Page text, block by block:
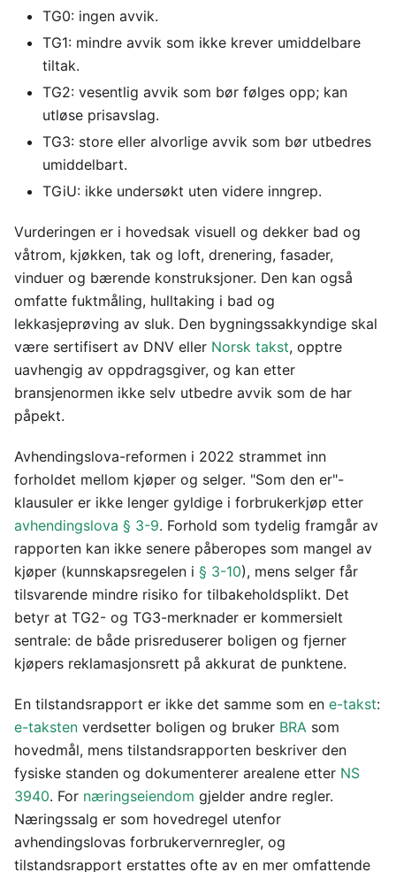
TG0: ingen avvik.
TG1: mindre avvik som ikke krever umiddelbare
tiltak.
TG2: vesentlig avvik som bør følges opp; kan
utløse prisavslag.
TG3: store eller alvorlige avvik som bør utbedres
umiddelbart.
TGiU: ikke undersøkt uten videre inngrep.
Vurderingen er i hovedsak visuell og dekker bad og
våtrom, kjøkken, tak og loft, drenering, fasader,
vinduer og bærende konstruksjoner. Den kan også
omfatte fuktmåling, hulltaking i bad og
lekkasjeprøving av sluk. Den bygningssakkyndige skal
være sertifisert av DNV eller Norsk takst, opptre
uavhengig av oppdragsgiver, og kan etter
bransjenormen ikke selv utbedre avvik som de har
påpekt.
Avhendingslova-reformen i 2022 strammet inn
forholdet mellom kjøper og selger. "Som den er"-
klausuler er ikke lenger gyldige i forbrukerkjøp etter
avhendingslova § 3-9. Forhold som tydelig framgår av
rapporten kan ikke senere påberopes som mangel av
kjøper (kunnskapsregelen i § 3-10), mens selger får
tilsvarende mindre risiko for tilbakeholdsplikt. Det
betyr at TG2- og TG3-merknader er kommersielt
sentrale: de både prisreduserer boligen og fjerner
kjøpers reklamasjonsrett på akkurat de punktene.
En tilstandsrapport er ikke det samme som en e-takst:
e-taksten verdsetter boligen og bruker BRA som
hovedmål, mens tilstandsrapporten beskriver den
fysiske standen og dokumenterer arealene etter NS
3940. For næringseiendom gjelder andre regler.
Næringssalg er som hovedregel utenfor
avhendingslovas forbrukervernregler, og
tilstandsrapport erstattes ofte av en mer omfattende